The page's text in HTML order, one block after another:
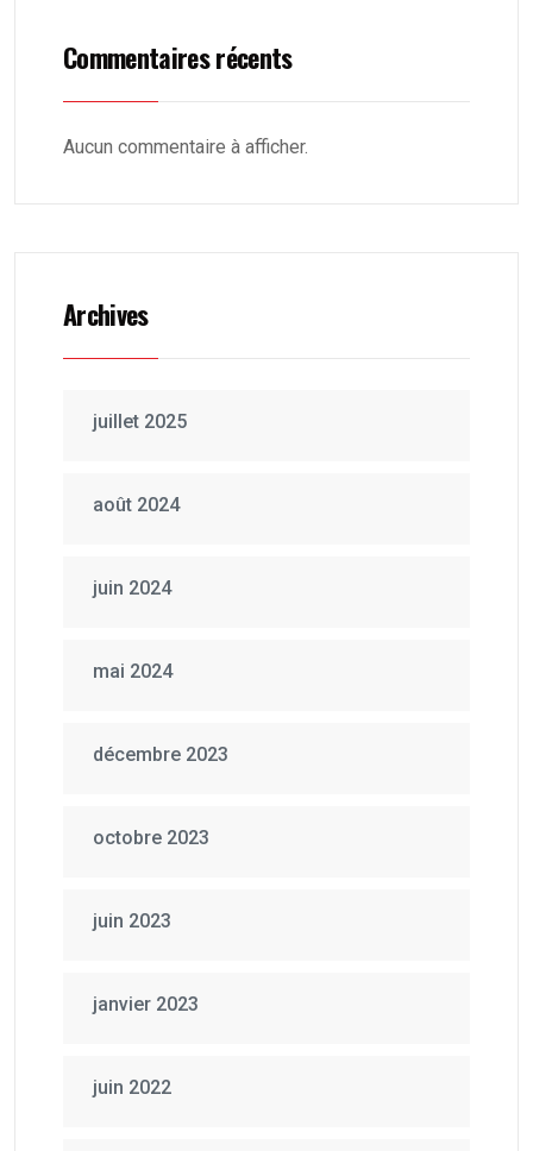
Commentaires récents
Aucun commentaire à afficher.
Archives
juillet 2025
août 2024
juin 2024
mai 2024
décembre 2023
octobre 2023
juin 2023
janvier 2023
juin 2022